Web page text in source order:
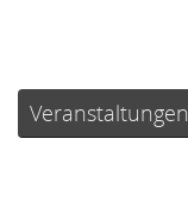
Veranstaltungen